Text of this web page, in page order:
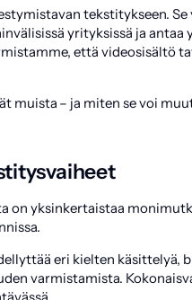
tekstitykseen. Se
yrityksissä ja antaa
että videosisältö
muista – ja miten se voi
on yksinkertaistaa
eri kielten käsittelyä,
varmistamista.